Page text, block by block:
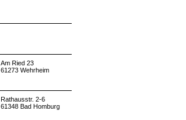
Am Ried 23
61273 Wehrheim
Rathausstr. 2-6
61348 Bad Homburg